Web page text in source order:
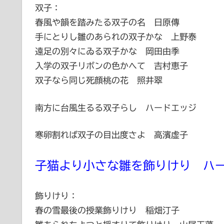
双子：
春風や韻を踏みたる双子の名 日原傳
手にとりし雛のあられの双子かな 上野泰
遠足の別々にゐる双子かな 岡田由季
入学の双子リボンの色かへて 吉村恵子
双子なら同じ死顔桃の花 照井翠
南方に台風生るる双子らし ハードエッジ
寒卵割れば双子の目出度さよ 高濱虚子
子猫より小さな雛を飾りけり ハ
飾りけり：
春の雪最後の授業飾りけり 稲畑汀子